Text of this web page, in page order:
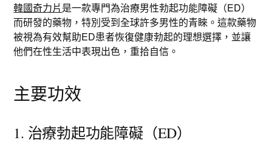
韓國奇力片是一款專門為治療男性勃起功能障礙（ED）
而研發的藥物，特別受到全球許多男性的青睞。這款藥物
被視為有效幫助ED患者恢復健康勃起的理想選擇，並讓
他們在性生活中表現出色，重拾自信。
主要功效
1. 治療勃起功能障礙（ED）